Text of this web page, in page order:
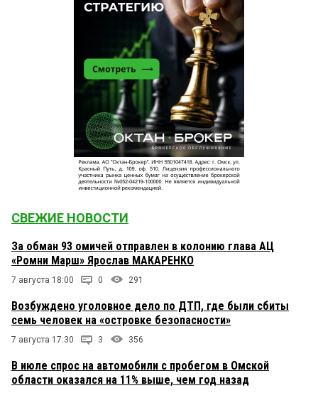
СВЕЖИЕ НОВОСТИ
За обман 93 омичей отправлен в колонию глава АЦ
«Ромни Марш» Ярослав МАКАРЕНКО
7 августа 18:00 0 291
Возбуждено уголовное дело по ДТП, где были сбиты
семь человек на «островке безопасности»
7 августа 17:30 3 356
В июле спрос на автомобили с пробегом в Омской
области оказался на 11% выше, чем год назад